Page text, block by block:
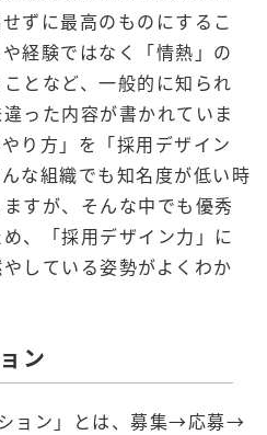
ずに最高のものにするこ
経験ではなく「情熱」の
となど、一般的に知られ
った内容が書かれていま
り方」を「採用デザイン
な組織でも知名度が低い時
すが、そんな中でも優秀
、「採用デザイン力」に
している姿勢がよくわか
ン
ョン」とは、募集→応募→